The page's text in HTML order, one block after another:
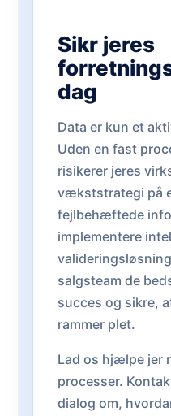
Sikr jeres
dag
Data er kun et
Uden en fast
risikerer jeres
vækststrategi på
fejlbehæftede
implementere
salgsteam de
succes og sikre,
rammer plet.
Lad os hjælpe jer
processer.
dialog om,